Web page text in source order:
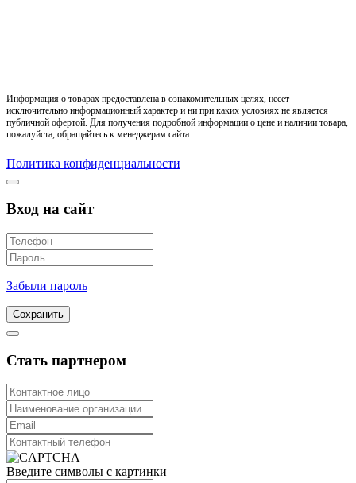
Информация о товарах предоставлена в ознакомительных целях, несет
исключительно информационный характер и ни при каких условиях не является
публичной офертой. Для получения подробной информации о цене и наличии товара,
пожалуйста, обращайтесь к менеджерам сайта.
Политика конфиденциальности
Вход на сайт
Забыли пароль
Сохранить
Стать партнером
Введите символы с картинки